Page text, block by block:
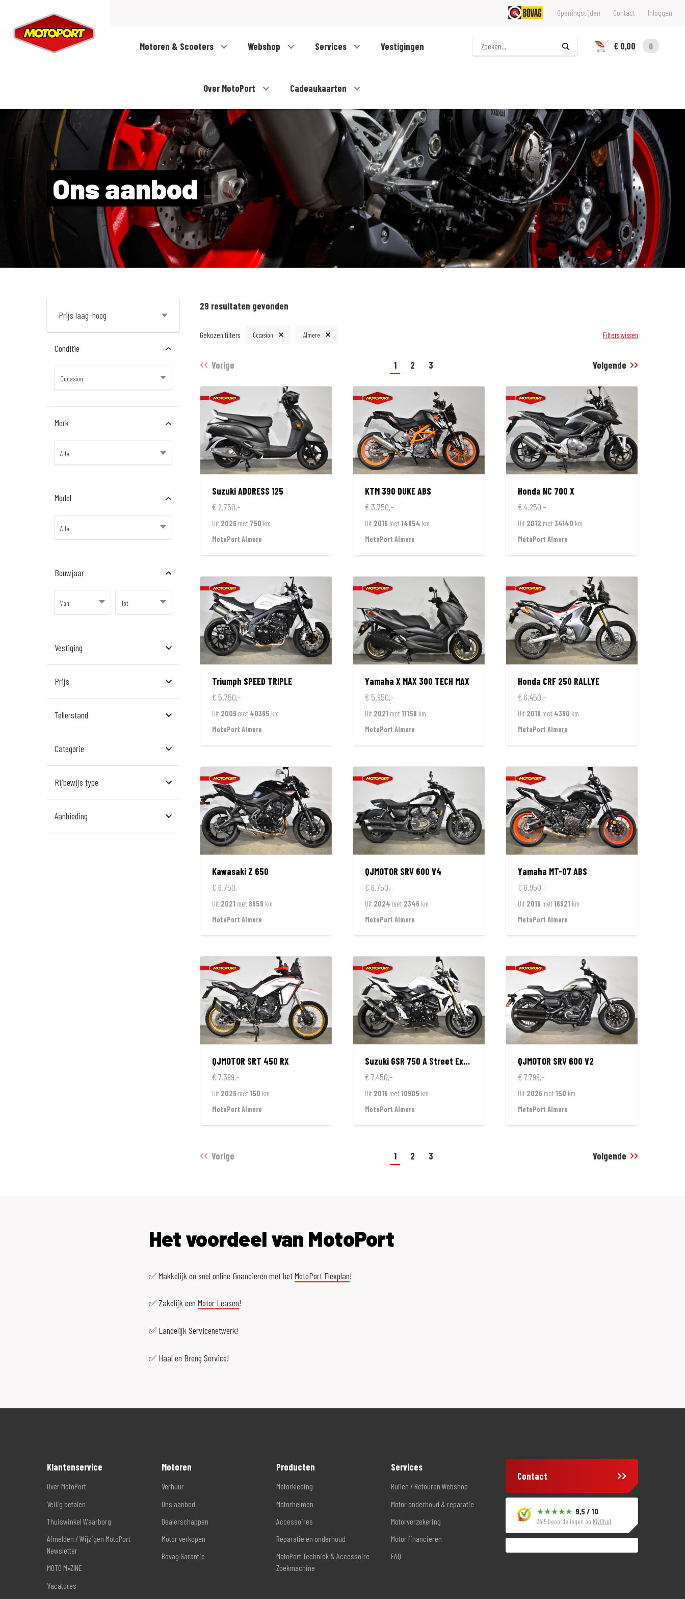
Openingstijden Contact Inloggen
Motoren & Scooters Webshop Services Vestigingen
Over MotoPort Cadeaukaarten
Zoeken
€ 0,00
0
Ons aanbod
Conditie
Merk
Model
Bouwjaar
Vestiging
Den Bosch
Hillegom
Leek
Leeuwarden
Prijs
Tellerstand
Categorie
Rijbewijs type
Aanbieding
29 resultaten gevonden
Gekozen filters Occasion Almere Filters wissen
Vorige 1 2 3 Volgende
SuzukiADDRESS 125
€ 2.750,-
Uit 2026 met 750 km
MotoPort Almere
KTM 390 DUKE ABS
€ 3.750,-
Uit 2016 met 14854 km
MotoPort Almere
Honda NC 700 X
€ 4.250,-
Uit 2012 met 34140 km
MotoPort Almere
Triumph SPEED TRIPLE
€ 5.750,-
Uit 2009 met 40365 km
MotoPort Almere
Yamaha X MAX 300 TECH MAX
€ 5.950,-
Uit 2021 met 11158 km
MotoPort Almere
Honda CRF 250 RALLYE
€ 6.450,-
Uit 2018 met 4360 km
MotoPort Almere
Kawasaki Z 650
€ 6.750,-
Uit 2021 met 8659 km
MotoPort Almere
QJMOTOR SRV 600 V4
€ 6.750,-
Uit 2024 met 2346 km
MotoPort Almere
Yamaha MT-07 ABS
€ 6.950,-
Uit 2019 met 16921 km
MotoPort Almere
QJMOTOR SRT 450 RX
€ 7.399,-
Uit 2026 met 150 km
MotoPort Almere
Suzuki GSR 750 A Street Extreme
€ 7.450,-
Uit 2016 met 10905 km
MotoPort Almere
QJMOTOR SRV 600 V2
€ 7.799,-
Uit 2026 met 150 km
MotoPort Almere
Vorige 1 2 3 Volgende
Het voordeel van MotoPort
✅ Makkelijk en snel online financieren met hetMotoPort Flexplan!
✅ Zakelijk een Motor Leasen!
✅ Landelijk Servicenetwerk!
✅ Haal en Breng Service!
Klantenservice
Over MotoPort
Veilig betalen
Thuiswinkel Waarborg
Afmelden / Wijzigen MotoPort
Newsletter
MOTO M•ZINE
Vacatures
Motoren
Verhuur
Ons aanbod
Dealerschappen
Motor verkopen
Bovag Garantie
Producten
Motorkleding
Motorhelmen
Accessoires
Reparatie en onderhoud
MotoPort Techniek & Accessoire
Zoekmachine
Services
Ruilen / Retouren Webshop
Motor onderhoud & reparatie
Motorverzekering
Motor financieren
FAQ
Contact
9,5 / 10
3415 beoordelingen op KiyOh.nl